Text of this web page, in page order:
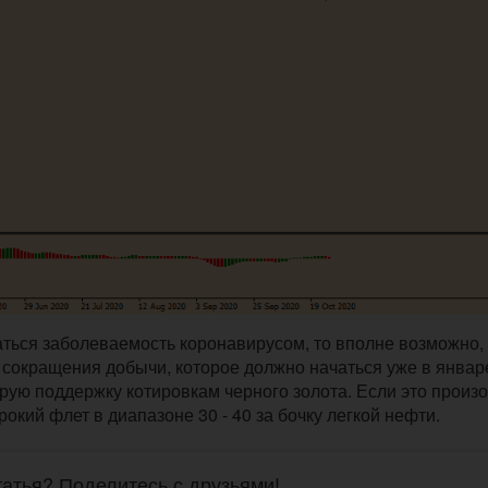
заболеваемость коронавирусом, то вполне возможно,
добычи, которое должно начаться уже в
поддержку котировкам черного золота. Если это
флет в диапазоне 30 - 40 за бочку легкой нефти.